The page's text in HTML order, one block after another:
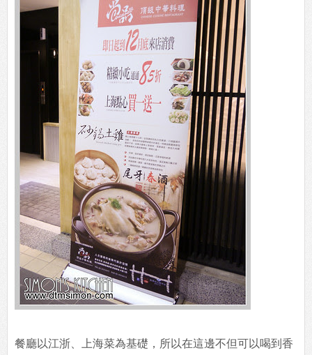
餐廳以江浙、上海菜為基礎，所以在這邊不但可以喝到香